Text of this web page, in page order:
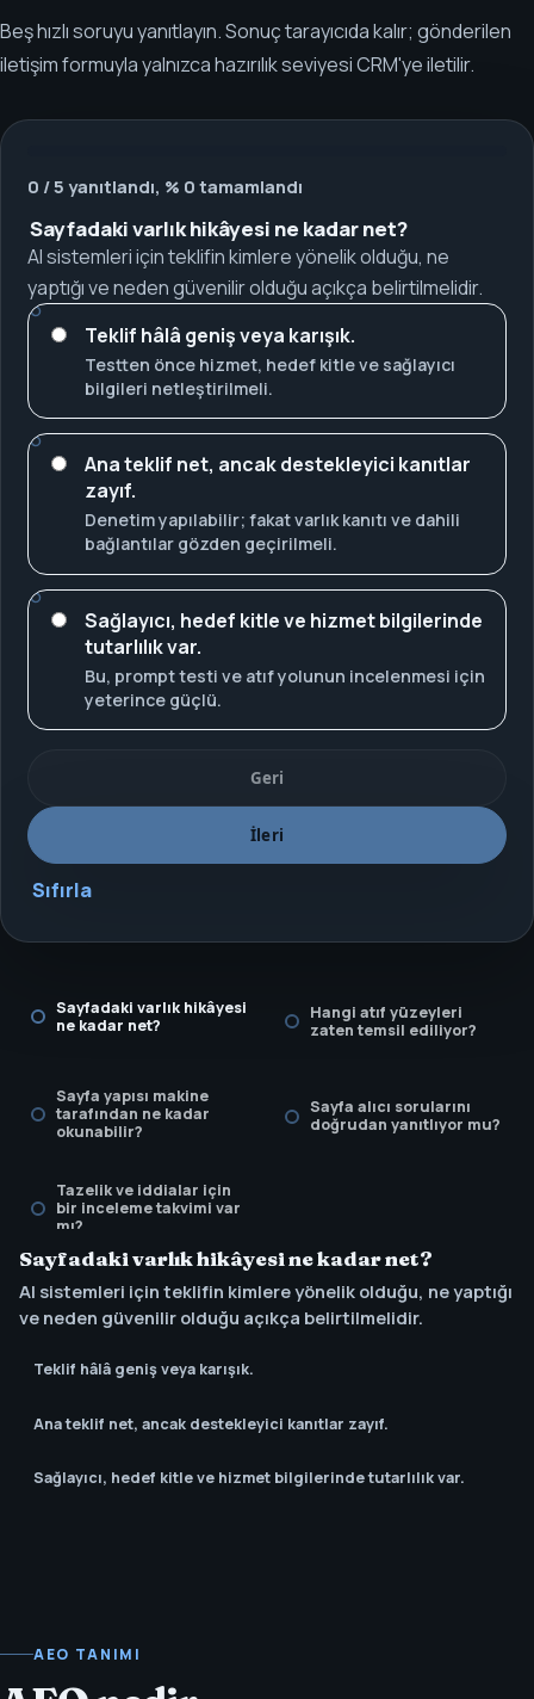
Beş hızlı soruyu yanıtlayın. Sonuç tarayıcıda kalır; gönderilen
iletişim formuyla yalnızca hazırılık seviyesi CRM'ye iletilir.
0 / 5 yanıtlandı, % 0 tamamlandı
Sayfadaki varlık hikâyesi ne kadar net?
AI sistemleri için teklifin kimlere yönelik olduğu, ne
yaptığı ve neden güvenilir olduğu açıkça belirtilmelidir.
Teklif hâlâ geniş veya karışık.
Testten önce hizmet, hedef kitle ve sağlayıcı
bilgileri netleştirilmeli.
Ana teklif net, ancak destekleyici kanıtlar
zayıf.
Denetim yapılabilir; fakat varlık kanıtı ve dahili
bağlantılar gözden geçirilmeli.
Sağlayıcı, hedef kitle ve hizmet bilgilerinde
tutarlılık var.
Bu, prompt testi ve atıf yolunun incelenmesi için
yeterince güçlü.
Geri
İleri
Sıfırla
Sayfadaki varlık hikâyesi
ne kadar net?
Hangi atıf yüzeyleri
zaten temsil ediliyor?
Sayfa yapısı makine
tarafından ne kadar
okunabilir?
Sayfa alıcı sorularını
doğrudan yanıtlıyor mu?
Tazelik ve iddialar için
bir inceleme takvimi var
mı?
Sayfadaki varlık hikâyesi ne kadar net?
AI sistemleri için teklifin kimlere yönelik olduğu, ne yaptığı
ve neden güvenilir olduğu açıkça belirtilmelidir.
Teklif hâlâ geniş veya karışık.
Ana teklif net, ancak destekleyici kanıtlar zayıf.
Sağlayıcı, hedef kitle ve hizmet bilgilerinde tutarlılık var.
AEO TANIMI